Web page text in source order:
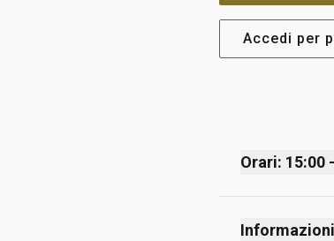
Accedi per
Orari: 15:00
Monday
Tuesday